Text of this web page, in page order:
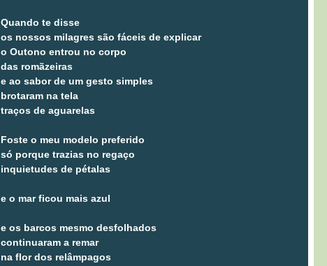
Quando te disse
os nossos milagres são fáceis de explicar
o Outono entrou no corpo
das romãzeiras
e ao sabor de um gesto simples
brotaram na tela
traços de aguarelas
Foste o meu modelo preferido
só porque trazias no regaço
inquietudes de pétalas
e o mar ficou mais azul
e os barcos mesmo desfolhados
continuaram a remar
na flor dos relâmpagos